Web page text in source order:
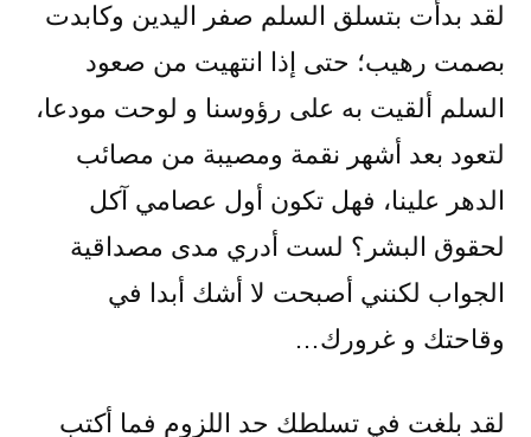
لقد بدأت بتسلق السلم صفر اليدين وكابدت
بصمت رهيب؛ حتى إذا انتهيت من صعود
السلم ألقيت به على رؤوسنا و لوحت مودعا،
لتعود بعد أشهر نقمة ومصيبة من مصائب
الدهر علينا، فهل تكون أول عصامي آكل
لحقوق البشر؟ لست أدري مدى مصداقية
الجواب لكنني أصبحت لا أشك أبدا في
وقاحتك و غرورك…
لقد بلغت في تسلطك حد اللزوم فما أكتب